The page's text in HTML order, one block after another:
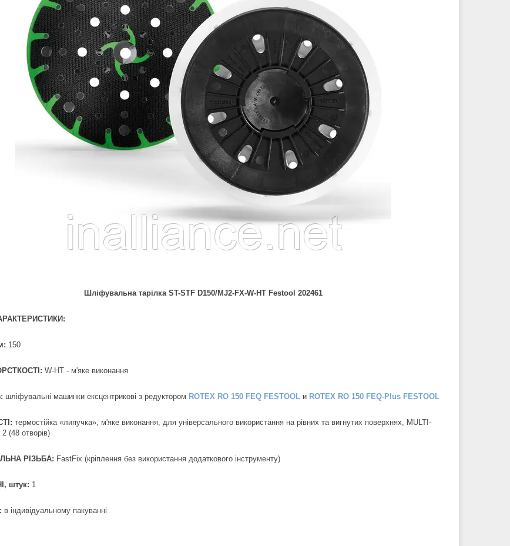
Шліфувальна тарілка ST-STF D150/MJ2-FX-W-HT Festool 202461
150
W-HT - м'яке виконання
шліфувальні машинки ексцентрикові з редуктором ROTEX RO 150 FEQ FESTOOL и ROTEX RO 150 FEQ-Plus FESTOOL
термостійка «липучка», м'яке виконання, для універсального використання на рівних та вигнутих поверхнях, MULTI-
(48 отворів)
РІЗЬБА: FastFix (кріплення без використання додаткового інструменту)
штук: 1
в індивідуальному пакуванні